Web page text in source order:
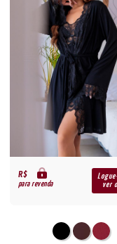
R$
para revenda
ver